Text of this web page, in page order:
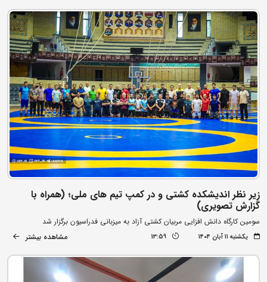
زیر نظر اندیشکده کشتی و در کمپ تیم های ملی؛ (همراه با
گزارش تصویری)
سومین کارگاه دانش افزایی مربیان کشتی آزاد به میزبانی فدراسیون برگزار شد
یکشنبه ۱۱ آبان ۱۴۰۴ 13:59 مشاهده بیشتر